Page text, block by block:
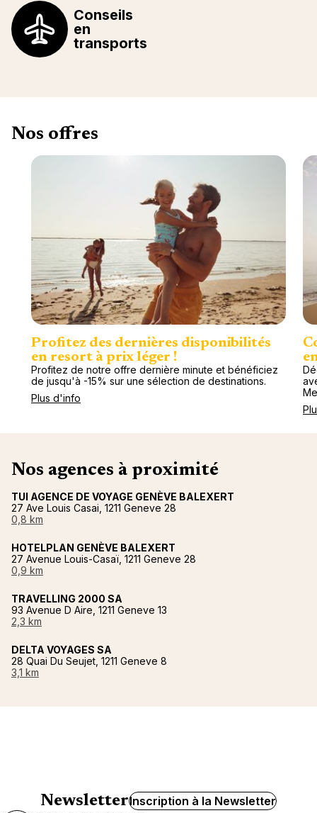
Conseils
en
transports
Nos offres
Profitez des dernières disponibilités
en resort à prix léger !
Profitez de notre offre dernière minute et bénéficiez
de jusqu'à -15% sur une sélection de destinations.
Plus d'info
Nos agences à proximité
TUI AGENCE DE VOYAGE GENÈVE BALEXERT
27 Ave Louis Casai, 1211 Geneve 28
0,8 km
HOTELPLAN GENÈVE BALEXERT
27 Avenue Louis-Casaï, 1211 Geneve 28
0,9 km
TRAVELLING 2000 SA
93 Avenue D Aire, 1211 Geneve 13
2,3 km
DELTA VOYAGES SA
28 Quai Du Seujet, 1211 Geneve 8
3,1 km
NewsletterInscription à la Newsletter